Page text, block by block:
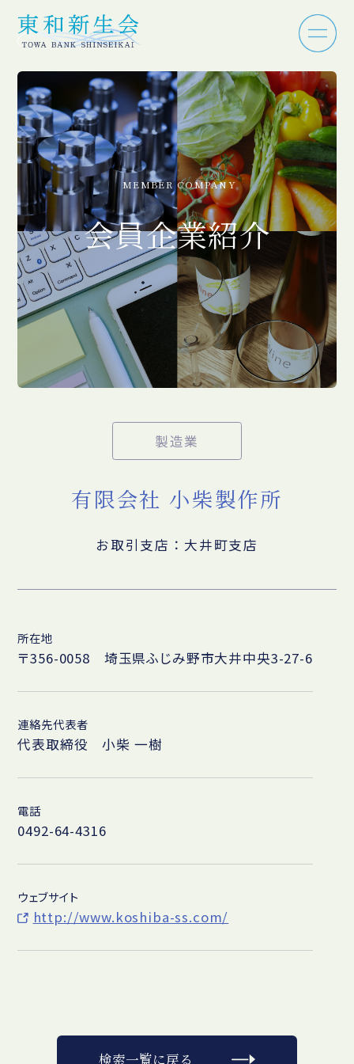
MEMBER COMPANY
会員企業紹介
製造業
有限会社 小柴製作所
お取引支店：大井町支店
所在地
〒356-0058 埼玉県ふじみ野市大井中央3-27-6
連絡先代表者
代表取締役 小柴 一樹
電話
0492-64-4316
ウェブサイト
http://www.koshiba-ss.com/
検索一覧に戻る